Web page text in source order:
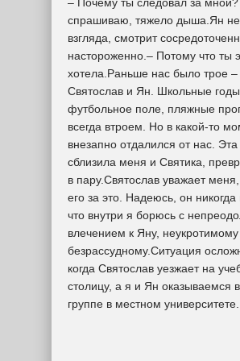
спрашиваю, тяжело дыша.Ян не
взгляда, смотрит
настороженно.– Потому что ты
хотела.Раньше нас было трое –
Святослав и Ян. Школьные годы,
футбольное поле, пляжные
всегда втроем. Но в какой-то
внезапно отдалился от нас. Эта
сблизила меня и Святика,
в пару.Святослав уважает
его за это. Надеюсь, он никогда
что внутри я борюсь с
влечением к Яну, неукротимому
безрассудному.Ситуация
когда Святослав уезжает на
столицу, а я и Ян оказываемся
группе в местном университете.